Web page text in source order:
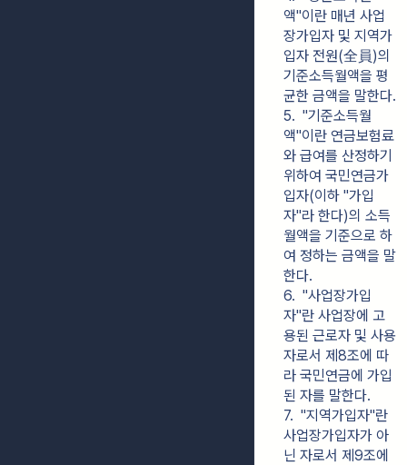
액"이란 매년 사업
장가입자 및 지역가
입자 전원(全員)의
기준소득월액을 평
균한 금액을 말한다.
5.  "기준소득월
액"이란 연금보험료
와 급여를 산정하기
위하여 국민연금가
입자(이하 "가입
자"라 한다)의 소득
월액을 기준으로 하
여 정하는 금액을 말
한다.
6.  "사업장가입
자"란 사업장에 고
용된 근로자 및 사용
자로서 제8조에 따
라 국민연금에 가입
된 자를 말한다.
7.  "지역가입자"란
사업장가입자가 아
닌 자로서 제9조에